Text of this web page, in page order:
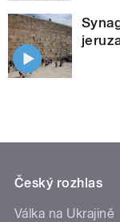
Český rozhlas
Válka na Ukrajině